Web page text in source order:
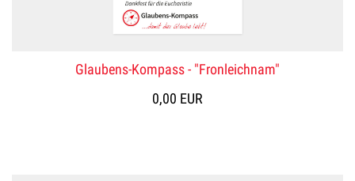
Glaubens-Kompass - "Fronleichnam"
0,00 EUR